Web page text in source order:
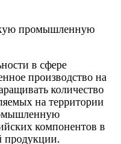
промышленную
в сфере
производство на
количество
на территории
компонентов в
продукции.